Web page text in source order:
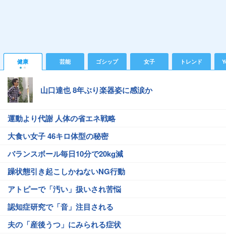
健康 芸能 ゴシップ 女子 トレンド
山口達也 8年ぶり楽器姿に感涙か
運動より代謝 人体の省エネ戦略
大食い女子 46キロ体型の秘密
バランスボール毎日10分で20kg減
躁状態引き起こしかねないNG行動
アトピーで「汚い」扱いされ苦悩
認知症研究で「音」注目される
夫の「産後うつ」にみられる症状